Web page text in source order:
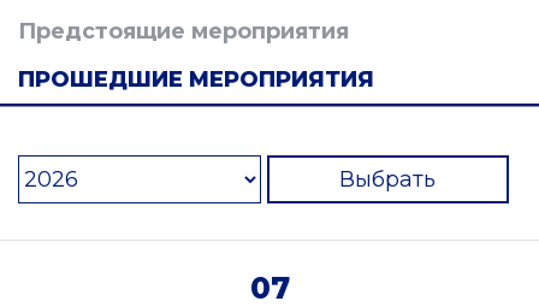
Предстоящие мероприятия
ПРОШЕДШИЕ МЕРОПРИЯТИЯ
Выбрать
07